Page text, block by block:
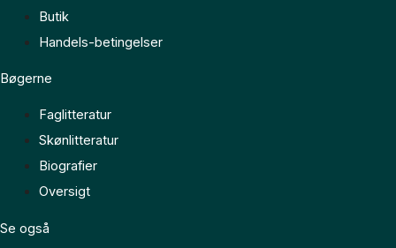
Butik
Handels-betingelser
Bøgerne
Faglitteratur
Skønlitteratur
Biografier
Oversigt
Se også